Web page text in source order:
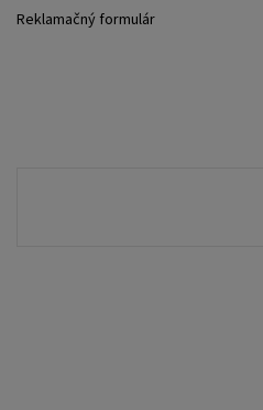
Reklamačný formulár